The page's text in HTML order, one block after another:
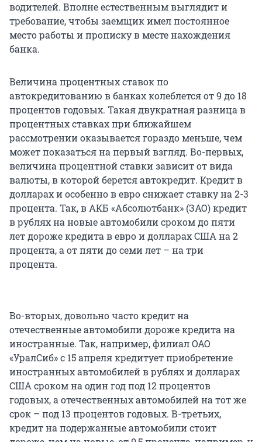
водителей. Вполне естественным выглядит и
требование, чтобы заемщик имел постоянное
место работы и прописку в месте нахождения
банка.
Величина процентных ставок по
автокредитованию в банках колеблется от 9 до 18
процентов годовых. Такая двукратная разница в
процентных ставках при ближайшем
рассмотрении оказывается гораздо меньше, чем
может показаться на первый взгляд. Во-первых,
величина процентной ставки зависит от вида
валюты, в которой берется автокредит. Кредит в
долларах и особенно в евро снижает ставку на 2-3
процента. Так, в АКБ «Абсолютбанк» (ЗАО) кредит
в рублях на новые автомобили сроком до пяти
лет дороже кредита в евро и долларах США на 2
процента, а от пяти до семи лет – на три
процента.
Во-вторых, довольно часто кредит на
отечественные автомобили дороже кредита на
иностранные. Так, например, филиал ОАО
«УралСиб» с 15 апреля кредитует приобретение
иностранных автомобилей в рублях и долларах
США сроком на один год под 12 процентов
годовых, а отечественных автомобилей на тот же
срок – под 13 процентов годовых. В-третьих,
кредит на подержанные автомобили стоит